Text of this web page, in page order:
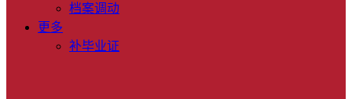
档案调动
更多
补毕业证